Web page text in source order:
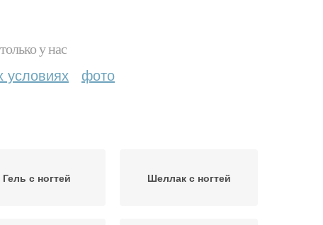
у нас
фото
Гель с ногтей Шеллак с ногтей